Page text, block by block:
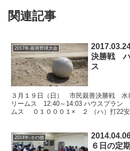
関連記事
2017年-親善野球大会
決勝戦 ハ
ス
３月１９日（日） 市民親善決勝戦 水
リームス 12:40～14:03 ハウスプラ
ムス ０１０００１× ２ （ハ）打22安
2014年-その他
６日の